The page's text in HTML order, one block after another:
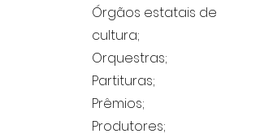
Órgãos estatais de
cultura;
Orquestras;
Partituras;
Prêmios;
Produtores;